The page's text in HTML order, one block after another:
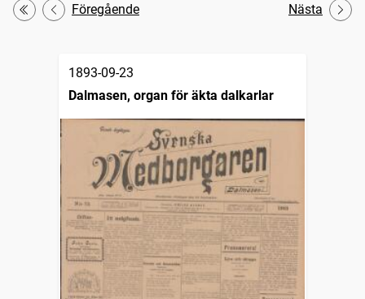
Första
Föregående Nästa
1893-09-23
Dalmasen, organ för äkta dalkarlar